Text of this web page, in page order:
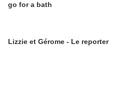
go for a bath
Lizzie et Gérome - Le reporter